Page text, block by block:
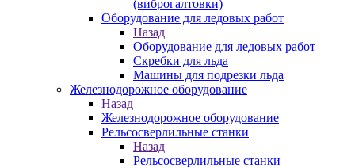
(виброгалтовки)
Оборудование для ледовых работ
Назад
Оборудование для ледовых работ
Скребки для льда
Машины для подрезки льда
Железнодорожное оборудование
Назад
Железнодорожное оборудование
Рельсосверлильные станки
Назад
Рельсосверлильные станки